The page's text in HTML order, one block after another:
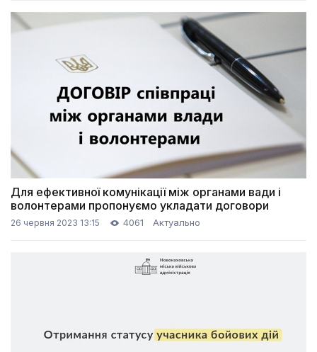
Для ефективної комунікації між органами вади і
волонтерами пропонуємо укладати договори
26 червня 2023 13:15 4061 Актуально